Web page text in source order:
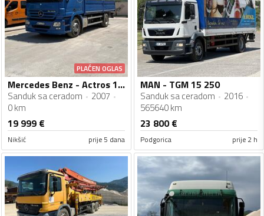
PLAĆEN OGLAS
Mercedes Benz - Actros 1836
Sanduk sa ceradom
2007
0 km
19 999 €
Nikšić prije 5 dana
MAN - TGM 15 250
Sanduk sa ceradom
2016
565640 km
23 800€
Podgorica prije 2 h